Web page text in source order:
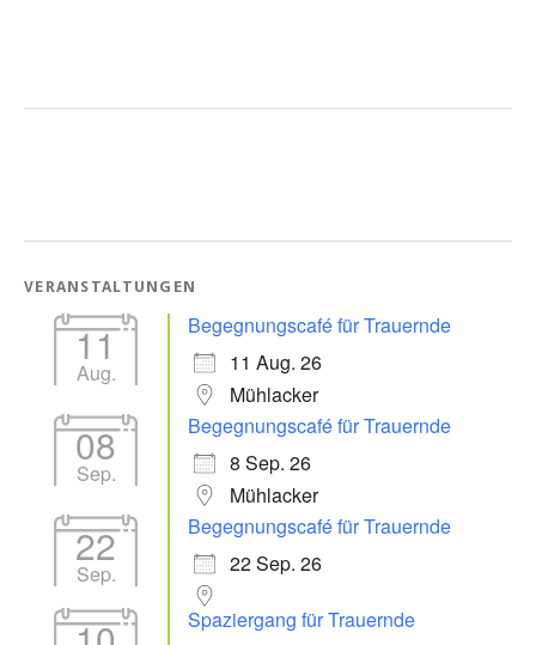
VERANSTALTUNGEN
11
Aug.
Begegnungscafé für Trauernde
11 Aug. 26
Mühlacker
08
Sep.
Begegnungscafé für Trauernde
8 Sep. 26
Mühlacker
22
Sep.
Begegnungscafé für Trauernde
22 Sep. 26
Spaziergang für Trauernde